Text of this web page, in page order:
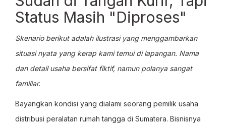
Status Masih "Diproses"
Skenario berikut adalah ilustrasi yang menggambarkan
situasi nyata yang kerap kami temui di lapangan. Nama
dan detail usaha bersifat fiktif, namun polanya sangat
familiar.
Bayangkan kondisi yang dialami seorang pemilik usaha
distribusi peralatan rumah tangga di Sumatera. Bisnisnya